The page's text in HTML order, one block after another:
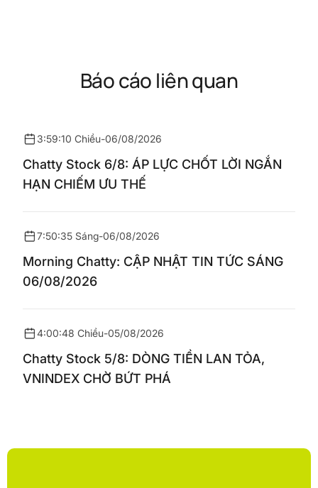
Báo cáo liên quan
3:59:10 Chiều-06/08/2026
Chatty Stock 6/8: ÁP LỰC CHỐT LỜI NGẮN
HẠN CHIẾM ƯU THẾ
7:50:35 Sáng-06/08/2026
Morning Chatty: CẬP NHẬT TIN TỨC SÁNG
06/08/2026
4:00:48 Chiều-05/08/2026
Chatty Stock 5/8: DÒNG TIỀN LAN TỎA,
VNINDEX CHỜ BỨT PHÁ